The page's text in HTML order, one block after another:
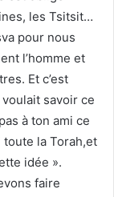
les Tsitsit…
pour nous
l’homme et
Et c’est
savoir ce
à ton ami ce
toute la Torah,et
idée ».
faire